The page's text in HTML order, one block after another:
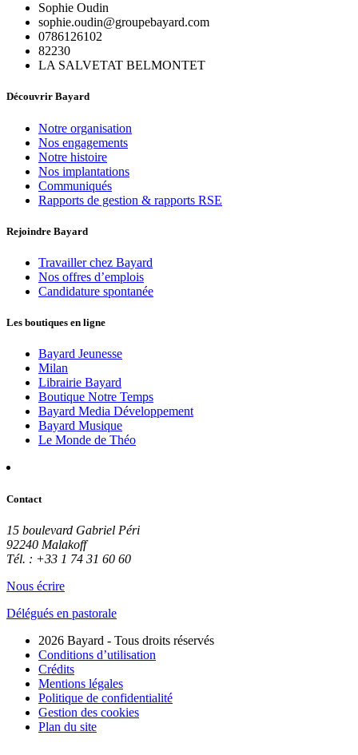
Sophie Oudin
sophie.oudin@groupebayard.com
0786126102
82230
LA SALVETAT BELMONTET
Découvrir Bayard
Notre organisation
Nos engagements
Notre histoire
Nos implantations
Communiqués
Rapports de gestion & rapports RSE
Rejoindre Bayard
Travailler chez Bayard
Nos offres d’emplois
Candidature spontanée
Les boutiques en ligne
Bayard Jeunesse
Milan
Librairie Bayard
Boutique Notre Temps
Bayard Media Développement
Bayard Musique
Le Monde de Théo
Contact
15 boulevard Gabriel Péri
92240 Malakoff
Tél. : +33 1 74 31 60 60
Nous écrire
Délégués en pastorale
2026 Bayard - Tous droits réservés
Conditions d’utilisation
Crédits
Mentions légales
Politique de confidentialité
Gestion des cookies
Plan du site